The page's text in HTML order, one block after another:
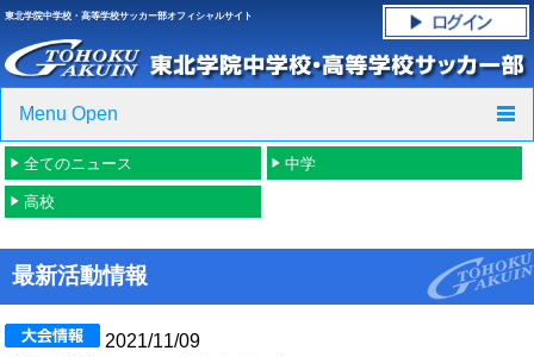
東北学院中学校・高等学校サッカー部オフィシャルサイト
Menu Open
TOP
全てのニュース 中学
高校
最新活動情報
2021/11/09